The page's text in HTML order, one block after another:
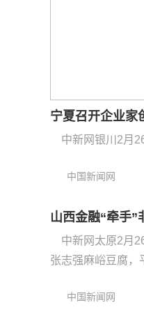
宁夏召开企业家
中新网银川2月
中国新闻网
山西金融“牵手”
中新网太原2月
张志强麻峪豆腐，
中国新闻网